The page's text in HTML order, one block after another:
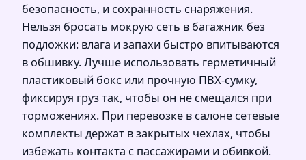
безопасность, и сохранность снаряжения.
Нельзя бросать мокрую сеть в багажник без
подложки: влага и запахи быстро впитываются
в обшивку. Лучше использовать герметичный
пластиковый бокс или прочную ПВХ-сумку,
фиксируя груз так, чтобы он не смещался при
торможениях. При перевозке в салоне сетевые
комплекты держат в закрытых чехлах, чтобы
избежать контакта с пассажирами и обивкой.